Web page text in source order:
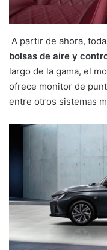
A partir de ahora,
bolsas de aire y
largo de la gama, el
ofrece monitor de
entre otros sistemas